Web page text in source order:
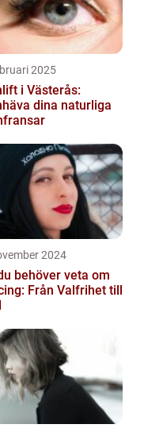
2025
i Västerås:
dina naturliga
2024
behöver veta om
Från Valfrihet till